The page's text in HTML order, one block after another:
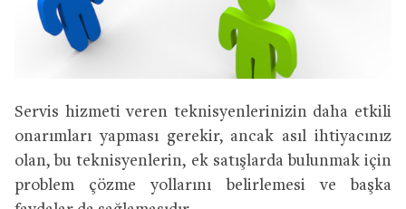
Servis hizmeti veren teknisyenlerinizin daha etkili
onarımları yapması gerekir, ancak asıl ihtiyacınız
olan, bu teknisyenlerin, ek satışlarda bulunmak için
problem çözme yollarını belirlemesi ve başka